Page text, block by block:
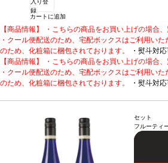
入り登
録
カートに追加
【商品情報】 ・こちらの商品をお買い上げの場合
・クール便配送のため、宅配ボックスはご利用い
のため、化粧箱に梱包されております。
・熨斗対
される場合、ご注文時コメント欄に熨斗をご希望の
下部のお名入れ内容」の3つをご入力ください。無
のうえ「無地熨斗」とご記載ください。 ※熨斗を
ください。 ・下記ワインが1本ずつ含まれています。
赤をセットに。1. トソ スパークリング ブリュット
受賞歴
サクラアワード2020 シルバ
グ 90ポイント、シャルドネ・ドュ・モンド2019
ブロンズ、IWSC2019 ブロンズ！
【商品情報】 ・こちらの商品をお買い上げの場合
・クール便配送のため、宅配ボックスはご利用い
のため、化粧箱に梱包されております。
・熨斗対
のうえ「無地熨斗」とご記載ください。 ※熨斗を
短日出荷はお承り致しかねます。 必ず最短日から
ください。 もし最短日を選択された場合は、指定
ください。 ・下記ワインが1本ずつ含まれています。
赤をセットに。
1. トソ スパークリング ブリュット
セット
フルーティ